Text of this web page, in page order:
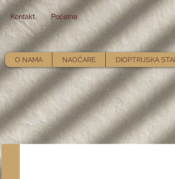
Kontakt Početna
O NAMA NAOČARE DIOPTRIJSKA